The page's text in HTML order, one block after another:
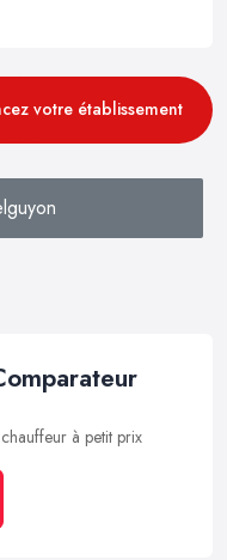
votre établissement
à petit prix